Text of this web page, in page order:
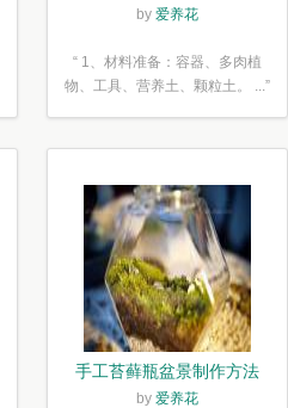
简单6步
by 爱养花
“ 1、材料准备：容器、多肉植
物、工具、营养土、颗粒土。 ...”
手工苔藓瓶盆景制作方法
by 爱养花